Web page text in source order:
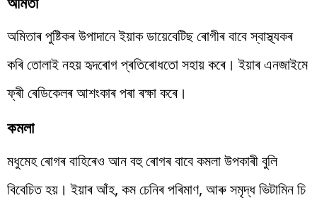
অমিতাৰ পুষ্টিকৰ উপাদানে ইয়াক ডায়েবেটিছ ৰোগীৰ বাবে স্বাস্থ্যকৰ
কৰি তোলাই নহয় হৃদৰোগ প্ৰতিৰোধতো সহায় কৰে। ইয়াৰ এনজাইমে
ফ্ৰী ৰেডিকেলৰ আশংকাৰ পৰা ৰক্ষা কৰে।
কমলা
মধুমেহ ৰোগৰ বাহিৰেও আন বহু ৰোগৰ বাবে কমলা উপকাৰী বুলি
বিবেচিত হয়। ইয়াৰ আঁহ, কম চেনিৰ পৰিমাণ, আৰু সমৃদ্ধ ভিটামিন চি